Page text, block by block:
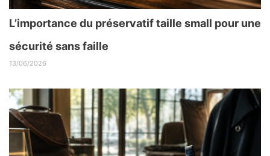
L’importance du préservatif taille small pour une
sécurité sans faille
13/06/2026